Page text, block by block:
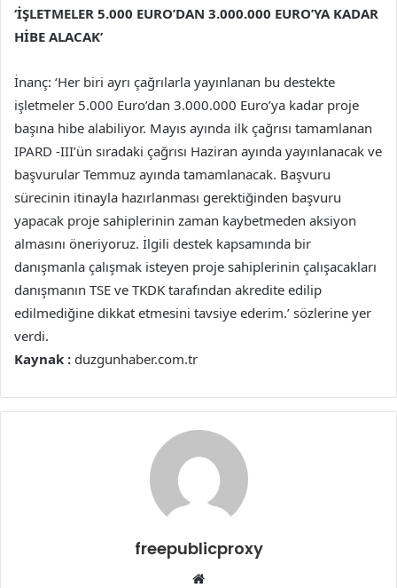
‘İŞLETMELER 5.000 EURO’DAN 3.000.000 EURO’YA KADAR
HİBE ALACAK’
İnanç: ‘Her biri ayrı çağrılarla yayınlanan bu destekte
işletmeler 5.000 Euro’dan 3.000.000 Euro’ya kadar proje
başına hibe alabiliyor. Mayıs ayında ilk çağrısı tamamlanan
IPARD -III’ün sıradaki çağrısı Haziran ayında yayınlanacak ve
başvurular Temmuz ayında tamamlanacak. Başvuru
sürecinin itinayla hazırlanması gerektiğinden başvuru
yapacak proje sahiplerinin zaman kaybetmeden aksiyon
almasını öneriyoruz. İlgili destek kapsamında bir
danışmanla çalışmak isteyen proje sahiplerinin çalışacakları
danışmanın TSE ve TKDK tarafından akredite edilip
edilmediğine dikkat etmesini tavsiye ederim.’ sözlerine yer
verdi.
Kaynak : duzgunhaber.com.tr
freepublicproxy
Web